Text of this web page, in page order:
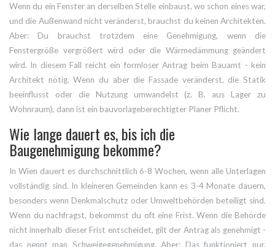
Wenn du ein Fenster an derselben Stelle einbaust, wo schon eines war,
und die Außenwand nicht veränderst, brauchst du keinen Architekten.
Aber: Du brauchst trotzdem eine Genehmigung, wenn die
Fenstergröße vergrößert wird oder die Wärmedämmung geändert
wird. In diesem Fall reicht ein formloser Antrag beim Bauamt - kein
Architekt nötig. Wenn du aber die Fassade veränderst, die Statik
beeinflusst oder die Nutzung umwandelst (z. B. aus Lager zu
Wohnraum), dann ist ein bauvorlageberechtigter Planer Pflicht.
Wie lange dauert es, bis ich die
Baugenehmigung bekomme?
In Wien dauert es durchschnittlich 6-8 Wochen, wenn alle Unterlagen
vollständig sind. In kleineren Gemeinden kann es 3-4 Monate dauern,
besonders wenn Denkmalschutz oder Umweltbehörden beteiligt sind.
Wenn du nachfragst, bekommst du oft eine Frist. Wenn die Behörde
nicht innerhalb dieser Frist entscheidet, gilt der Antrag als genehmigt -
das nennt man Schweigegenehmigung. Aber: Das funktioniert nur,